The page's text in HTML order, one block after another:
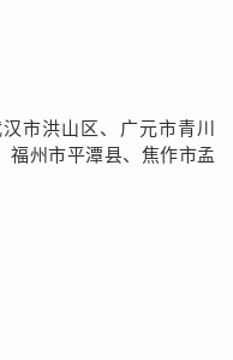
市洪山区、广元市青川
福州市平潭县、焦作市孟